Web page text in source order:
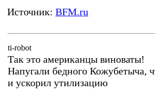
Источник: BFM.ru
ti-robot
Так это американцы виноваты!
Напугали бедного Кожубетыча,
и ускорил утилизацию